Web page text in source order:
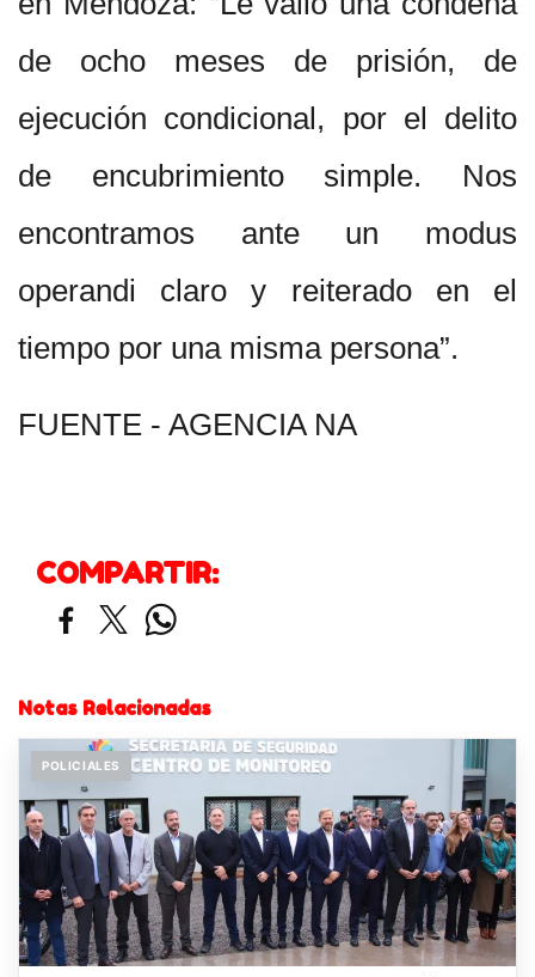
de ocho meses de prisión, de
ejecución condicional, por el delito
de encubrimiento simple. Nos
encontramos ante un modus
operandi claro y reiterado en el
tiempo por una misma persona”.
FUENTE - AGENCIA NA
COMPARTIR:
Notas Relacionadas
POLICIALES